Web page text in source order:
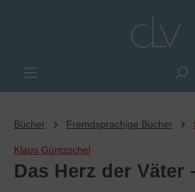
Bücher Fremdsprachige Bücher
Klaus Güntzschel
Das Herz der Väter